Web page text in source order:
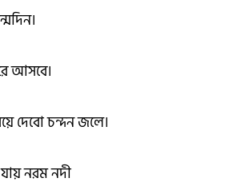
আসবে।
দেবো চন্দন জলে।
নরম নদী